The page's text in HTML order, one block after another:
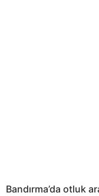
Bandırma’da otluk